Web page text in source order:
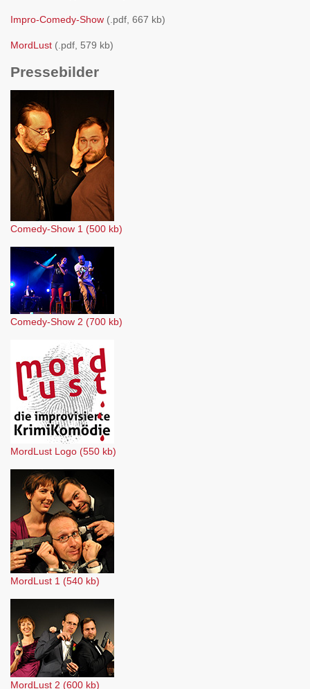
Impro-Comedy-Show (.pdf, 667 kb)
MordLust (.pdf, 579 kb)
Pressebilder
Comedy-Show 1 (500 kb)
Comedy-Show 2 (700 kb)
MordLust Logo (550 kb)
MordLust 1 (540 kb)
MordLust 2 (600 kb)